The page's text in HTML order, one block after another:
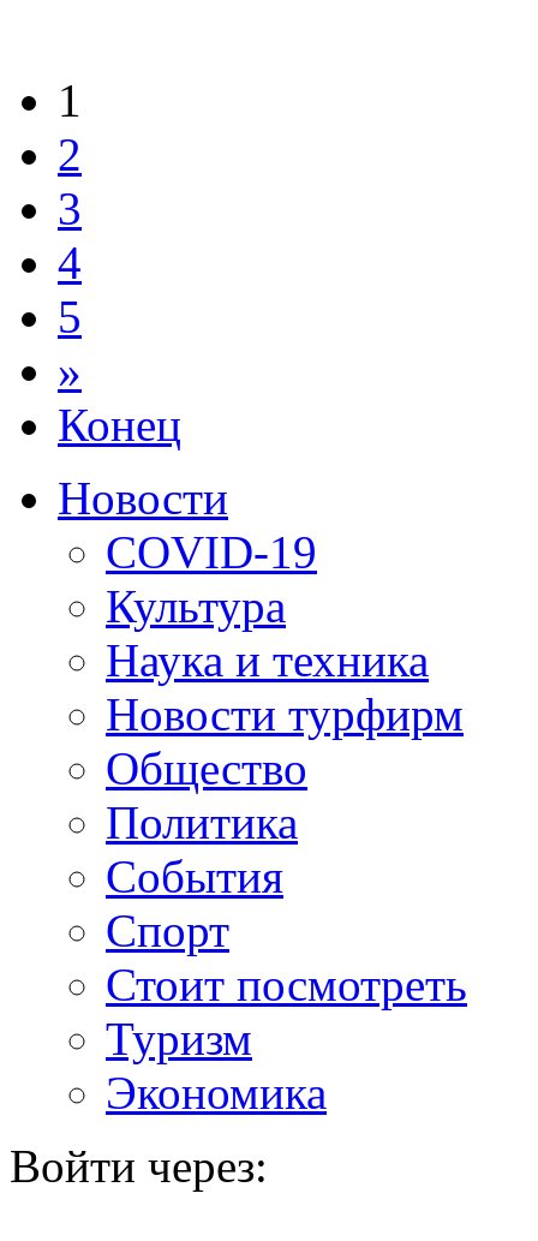
1
2
3
4
5
»
Конец
Новости
COVID-19
Культура
Наука и техника
Новости турфирм
Общество
Политика
События
Спорт
Стоит посмотреть
Туризм
Экономика
Войти через: